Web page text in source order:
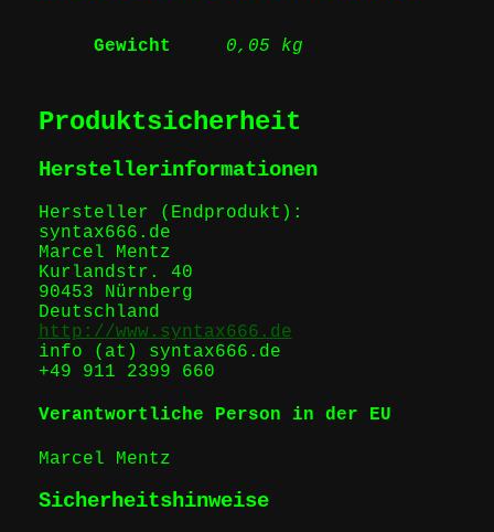
Gewicht 0,05 kg
Produktsicherheit
Herstellerinformationen
Hersteller (Endprodukt):
syntax666.de
Marcel Mentz
Kurlandstr. 40
90453 Nürnberg
Deutschland
http://www.syntax666.de
info (at) syntax666.de
+49 911 2399 660
Verantwortliche Person in der EU
Marcel Mentz
Sicherheitshinweise